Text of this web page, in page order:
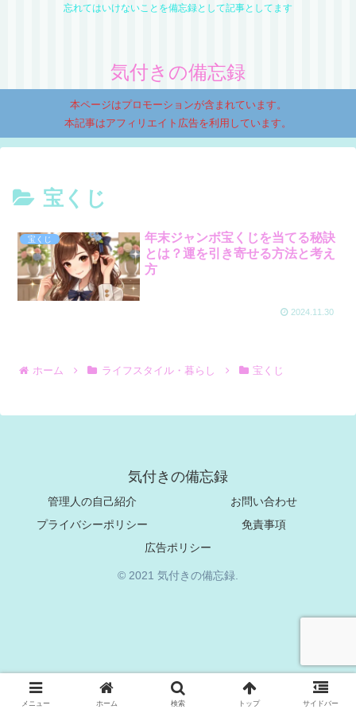
忘れてはいけないことを備忘録として記事としてます
気付きの備忘録
本ページはプロモーションが含まれています。
本記事はアフィリエイト広告を利用しています。
宝くじ
宝くじ
年末ジャンボ宝くじを当てる秘訣
とは？運を引き寄せる方法と考え
方
2024.11.30
ホーム ライフスタイル・暮らし 宝くじ
気付きの備忘録
管理人の自己紹介
お問い合わせ
プライバシーポリシー
免責事項
広告ポリシー
© 2021 気付きの備忘録.
メニュー ホーム 検索 トップ サイドバー